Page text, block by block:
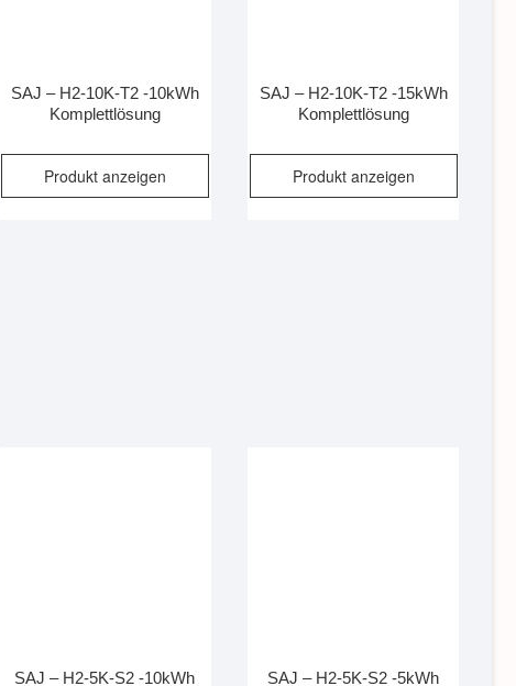
SAJ – H2-10K-T2 -10kWh
Komplettlösung
Produkt anzeigen
SAJ – H2-10K-T2 -15kWh
Komplettlösung
Produkt anzeigen
SAJ – H2-5K-S2 -10kWh
SAJ – H2-5K-S2 -5kWh